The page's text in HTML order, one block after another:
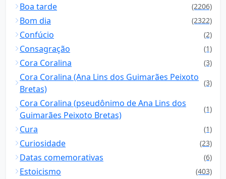
Boa tarde (2206)
Bom dia (2322)
Confúcio (2)
Consagração (1)
Cora Coralina (3)
Cora Coralina (Ana Lins dos Guimarães Peixoto
Bretas)
(3)
Cora Coralina (pseudônimo de Ana Lins dos
Guimarães Peixoto Bretas)
(1)
Cura (1)
Curiosidade (23)
Datas comemorativas (6)
Estoicismo (403)